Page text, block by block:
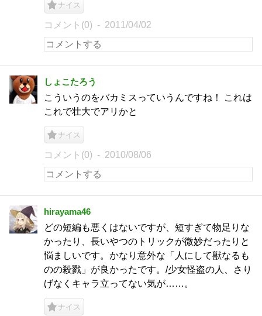
ナイス
コメント(0) 2011/04/02
しょこたろう
こういうのをバカミスっていうんですね！ これは
これで壮大でアリかと
ナイス
コメント(0) 2010/08/06
hirayama46
どの短編も悪くはないですが、短すぎて物足りな
かったり、長いやつのトリックが微妙だったりと
悩ましいです。かなり意外な「人にして獣なるも
のの殺戮」が良かったです。/少女怪盗の人、さり
げなくキャラ立ってない気が……。
ナイス